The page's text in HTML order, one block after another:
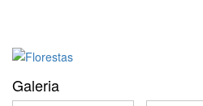
Galeria